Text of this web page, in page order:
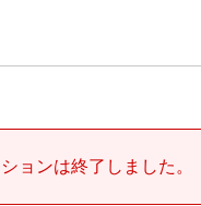
ョンは終了しました。